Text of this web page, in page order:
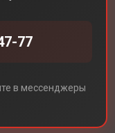
S26 Ultra
S26
77
в мессенджеры